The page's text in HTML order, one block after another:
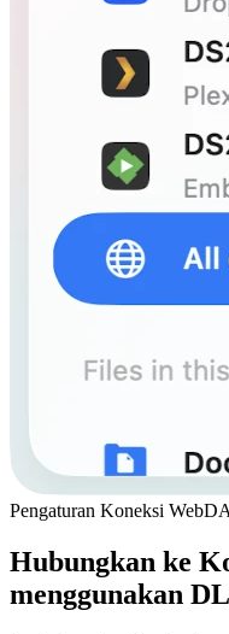
Pengaturan Koneksi
Hubungkan ke
menggunakan